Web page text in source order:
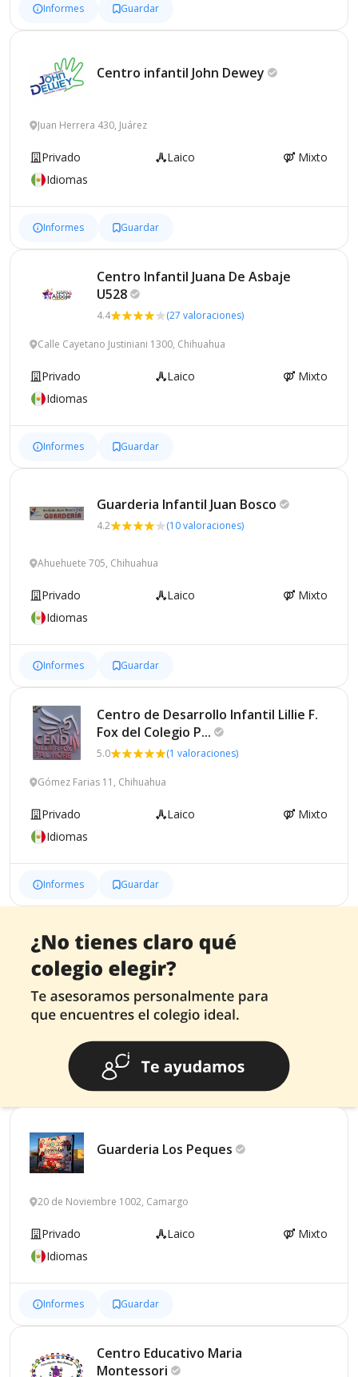
Informes Guardar
Centro infantil John Dewey
Juan Herrera 430, Juárez
Privado Laico
Mixto
Idiomas
Informes Guardar
Centro Infantil Juana De Asbaje
U528
4.4 (27 valoraciones)
Calle Cayetano Justiniani 1300, Chihuahua
Privado Laico
Mixto
Idiomas
Informes Guardar
Guarderia Infantil Juan Bosco
4.2 (10 valoraciones)
Ahuehuete 705, Chihuahua
Privado Laico
Mixto
Idiomas
Informes Guardar
Centro de Desarrollo Infantil Lillie F.
Fox del Colegio P...
5.0 (1 valoraciones)
Gómez Farias 11, Chihuahua
Privado Laico
Mixto
Idiomas
Informes Guardar
Guarderia Los Peques
20 de Noviembre 1002, Camargo
Privado Laico
Mixto
Idiomas
Informes Guardar
Centro Educativo Maria
Montessori